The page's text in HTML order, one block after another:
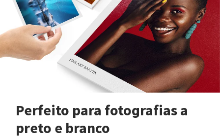
Perfeito para fotografias a
preto e branco